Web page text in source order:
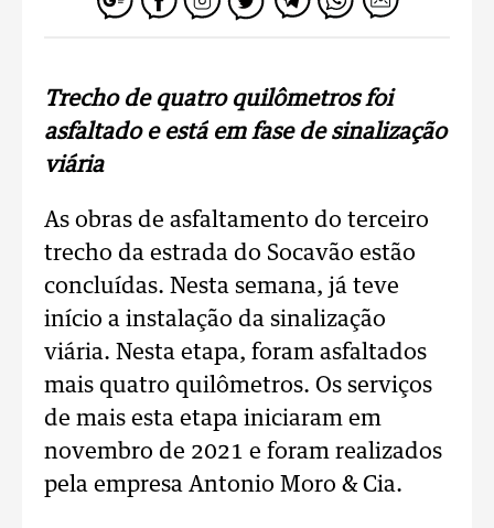
Trecho de quatro quilômetros foi
asfaltado e está em fase de sinalização
viária
As obras de asfaltamento do terceiro
trecho da estrada do Socavão estão
concluídas. Nesta semana, já teve
início a instalação da sinalização
viária. Nesta etapa, foram asfaltados
mais quatro quilômetros. Os serviços
de mais esta etapa iniciaram em
novembro de 2021 e foram realizados
pela empresa Antonio Moro & Cia.